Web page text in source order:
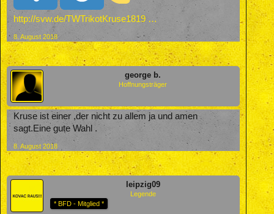
http://svw.de/TWTrikotKruse1819 …
8. August 2018
george b.
Hoffnungsträger
Kruse ist einer ,der nicht zu allem ja und amen
sagt.Eine gute Wahl .
8. August 2018
leipzig09
Legende
* BFD - Mitglied *